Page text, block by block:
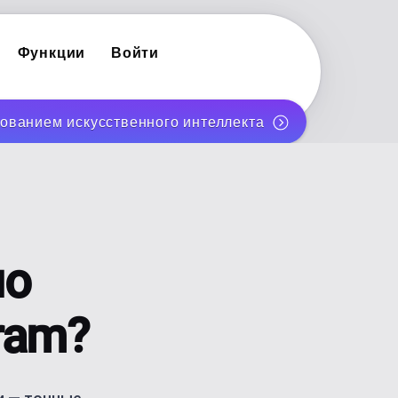
POST PLANNER
Планируйте и публикуйте посты на месяц
с
Функции Войти
искусственного интеллекта